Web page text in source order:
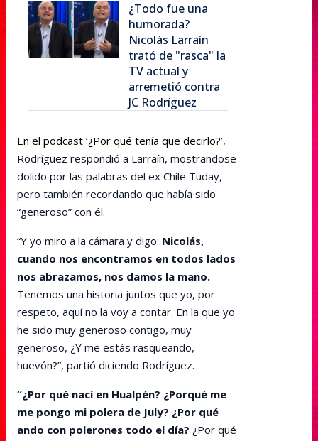
¿Todo fue una
humorada?
Nicolás Larraín
trató de "rasca" la
TV actual y
arremetió contra
JC Rodríguez
En el podcast ‘¿Por qué tenía que decirlo?’,
Rodríguez respondió a Larraín, mostrandose
dolido por las palabras del ex Chile Tuday,
pero también recordando que había sido
“generoso” con él.
“Y yo miro a la cámara y digo: Nicolás,
cuando nos encontramos en todos lados
nos abrazamos, nos damos la mano.
Tenemos una historia juntos que yo, por
respeto, aquí no la voy a contar. En la que yo
he sido muy generoso contigo, muy
generoso, ¿Y me estás rasqueando,
huevón?”, partió diciendo Rodríguez.
“¿Por qué nací en Hualpén? ¿Porqué me
me pongo mi polera de July? ¿Por qué
ando con polerones todo el día? ¿Por qué